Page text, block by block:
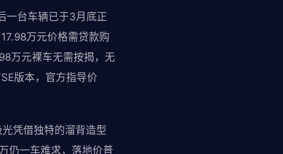
一台车辆已于3月底正
万元价格需贷款购
万元裸车无需按揭，无
版本，官方指导价
凭借独特的溜背造型
仍一车难求，落地价普